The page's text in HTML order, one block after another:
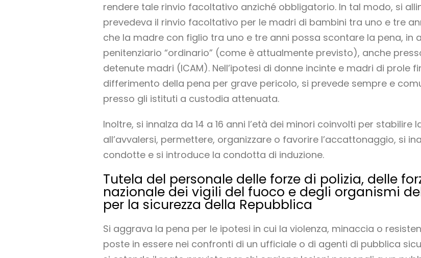
rendere tale rinvio facoltativo anziché obbligatorio. In tal modo, si
prevedeva il rinvio facoltativo per le madri di bambini tra uno e tre
che la madre con figlio tra uno e tre anni possa scontare la pena, in
penitenziario “ordinario” (come è attualmente previsto), anche
detenute madri (ICAM). Nell’ipotesi di donne incinte e madri di prole
differimento della pena per grave pericolo, si prevede sempre e
presso gli istituti a custodia attenuata.
Inoltre, si innalza da 14 a 16 anni l’età dei minori coinvolti per
all’avvalersi, permettere, organizzare o favorire l’accattonaggio, si
condotte e si introduce la condotta di induzione.
Tutela del personale delle forze di polizia, delle
nazionale dei vigili del fuoco e degli organismi
per la sicurezza della Repubblica
Si aggrava la pena per le ipotesi in cui la violenza, minaccia o
poste in essere nei confronti di un ufficiale o di agenti di pubblica